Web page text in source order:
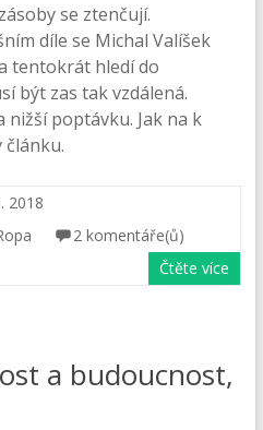
se ztenčují.
díle se Michal Valíšek
tentokrát hledí do
být zas tak vzdálená.
nižší poptávku. Jak na k
článku.
2018
2 komentáře(ů)
Čtěte více
a budoucnost,